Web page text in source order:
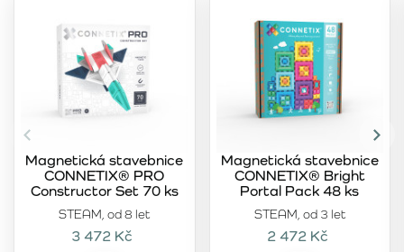
STEAM, od 8 let
Magnetická stavebnice
CONNETIX® PRO
Constructor Set 70 ks
3 472 Kč
STEAM, od 3 let
Magnetická stavebnice
CONNETIX® Bright
Portal Pack 48 ks
2 472 Kč